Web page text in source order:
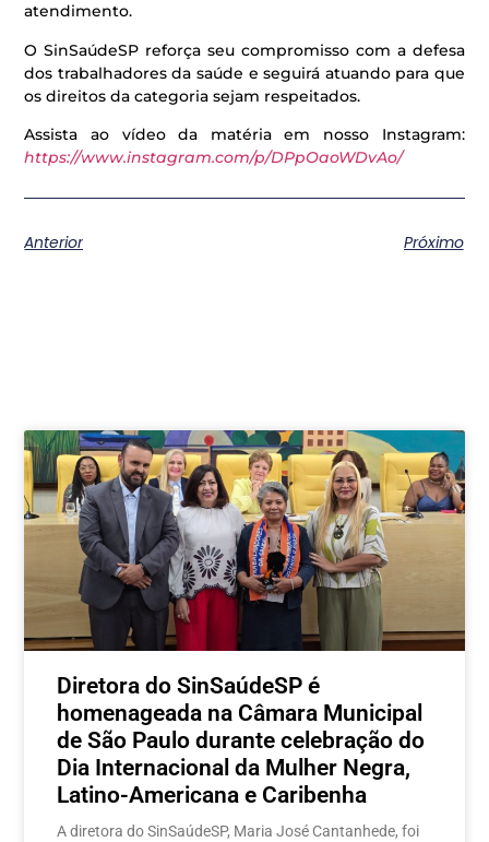
atendimento.
O SinSaúdeSP reforça seu compromisso com a defesa
dos trabalhadores da saúde e seguirá atuando para que
os direitos da categoria sejam respeitados.
Assista ao vídeo da matéria em nosso Instagram:
https://www.instagram.com/p/DPpOaoWDvAo/
Anterior Próximo
Postagens relacionadas
Diretora do SinSaúdeSP é
homenageada na Câmara Municipal
de São Paulo durante celebração do
Dia Internacional da Mulher Negra,
Latino-Americana e Caribenha
A diretora do SinSaúdeSP, Maria José Cantanhede, foi